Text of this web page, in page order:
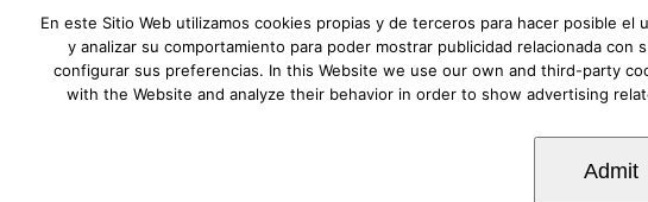
He leído y comprendo laPolítica de
En este Sitio Web utilizamos cookies propias y de terceros para hacer posible
y analizar su comportamiento para poder mostrar publicidad relacionada
configurar sus preferencias. In this Website we use our own and third-party
with the Website and analyze their behavior in order to show advertising
Admit